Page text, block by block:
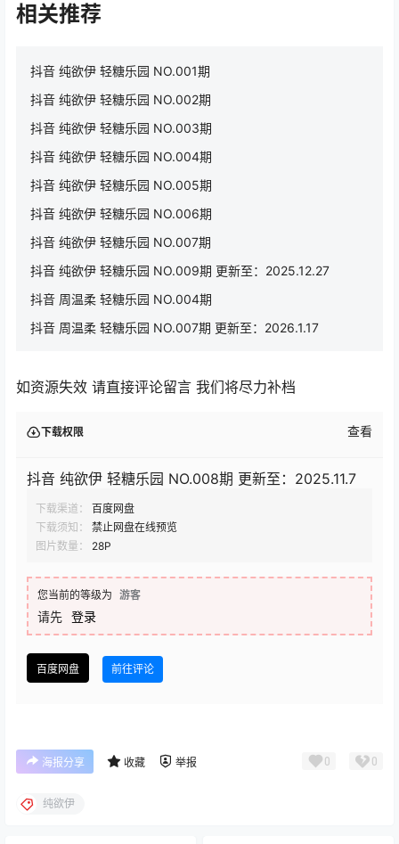
相关推荐
抖音 纯欲伊 轻糖乐园 NO.001期
抖音 纯欲伊 轻糖乐园 NO.002期
抖音 纯欲伊 轻糖乐园 NO.003期
抖音 纯欲伊 轻糖乐园 NO.004期
抖音 纯欲伊 轻糖乐园 NO.005期
抖音 纯欲伊 轻糖乐园 NO.006期
抖音 纯欲伊 轻糖乐园 NO.007期
抖音 纯欲伊 轻糖乐园 NO.009期 更新至：2025.12.27
抖音 周温柔 轻糖乐园 NO.004期
抖音 周温柔 轻糖乐园 NO.007期 更新至：2026.1.17
如资源失效 请直接评论留言 我们将尽力补档
下载权限 查看
抖音 纯欲伊 轻糖乐园 NO.008期 更新至：2025.11.7
下载渠道：
百度网盘
下载须知：
禁止网盘在线预览
图片数量：
28P
您当前的等级为 游客
请先 登录
百度网盘 前往评论
海报分享 收藏 举报 0 0
纯欲伊